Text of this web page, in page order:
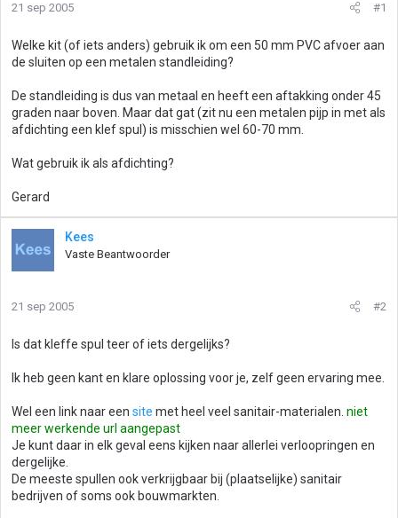
21 sep 2005 #1
Welke kit (of iets anders) gebruik ik om een 50 mm PVC afvoer aan
de sluiten op een metalen standleiding?
De standleiding is dus van metaal en heeft een aftakking onder 45
graden naar boven. Maar dat gat (zit nu een metalen pijp in met als
afdichting een klef spul) is misschien wel 60-70 mm.
Wat gebruik ik als afdichting?
Gerard
Kees
Vaste Beantwoorder
21 sep 2005 #2
Is dat kleffe spul teer of iets dergelijks?
Ik heb geen kant en klare oplossing voor je, zelf geen ervaring mee.
Wel een link naar een site met heel veel sanitair-materialen. niet
meer werkende url aangepast
Je kunt daar in elk geval eens kijken naar allerlei verloopringen en
dergelijke.
De meeste spullen ook verkrijgbaar bij (plaatselijke) sanitair
bedrijven of soms ook bouwmarkten.